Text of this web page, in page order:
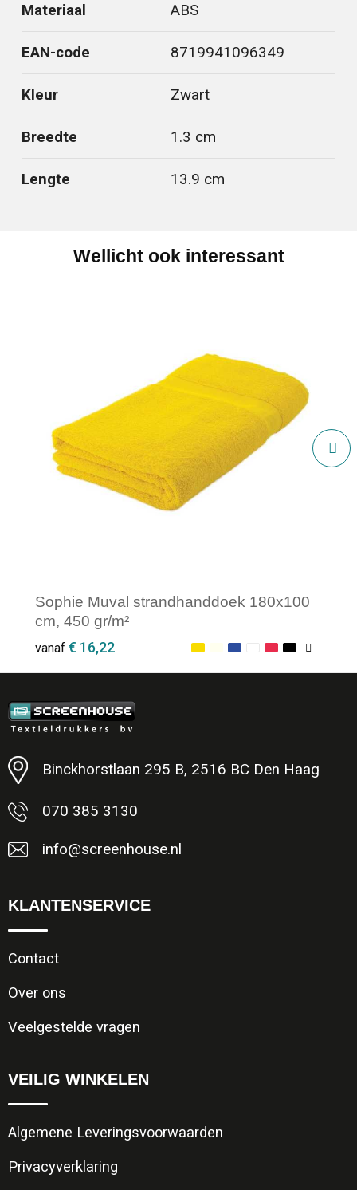
Materiaal ABS
EAN-code 8719941096349
Kleur Zwart
Breedte 1.3 cm
Lengte 13.9 cm
Wellicht ook interessant
Sophie Muval strandhanddoek 180x100
cm, 450 gr/m²
vanaf € 16,22
Minimale afname: 1
Binckhorstlaan 295 B, 2516 BC Den Haag
070 385 3130
info@screenhouse.nl
KLANTENSERVICE
Contact
Over ons
Veelgestelde vragen
VEILIG WINKELEN
Algemene Leveringsvoorwaarden
Privacyverklaring